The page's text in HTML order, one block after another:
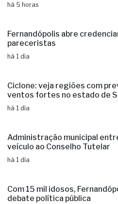
há 5 horas
Fernandópolis abre
pareceristas
há 1 dia
Ciclone: veja regiões com
ventos fortes no estado de
há 1 dia
Administração municipal
veículo ao Conselho Tutelar
há 1 dia
Com 15 mil idosos,
debate política pública